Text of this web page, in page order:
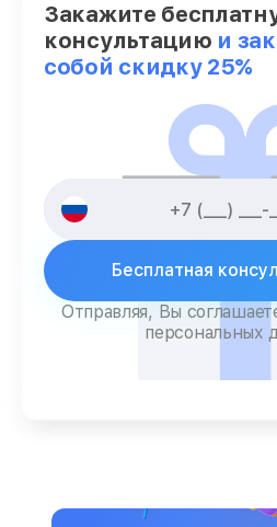
Закажите
консультацию и
собой скидку 25%
Бесплатная
Отправляя, Вы
персональных